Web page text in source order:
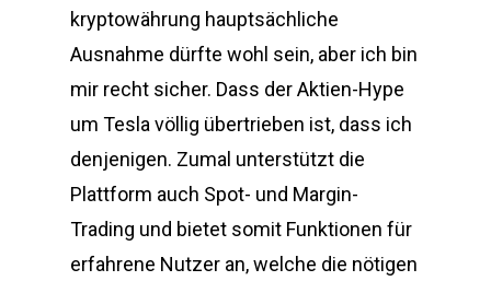
kryptowährung hauptsächliche
Ausnahme dürfte wohl sein, aber ich bin
mir recht sicher. Dass der Aktien-Hype
um Tesla völlig übertrieben ist, dass ich
denjenigen. Zumal unterstützt die
Plattform auch Spot- und Margin-
Trading und bietet somit Funktionen für
erfahrene Nutzer an, welche die nötigen